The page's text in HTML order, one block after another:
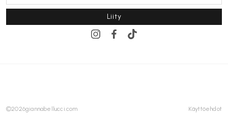
Liity
©2026giannabellucci.com Käyttöehdot